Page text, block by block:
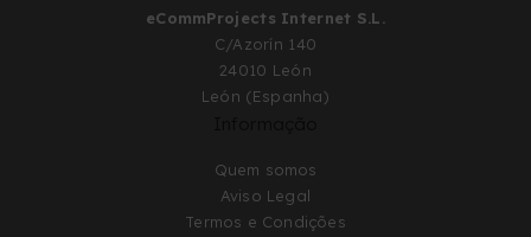
eCommProjects Internet S.L.
C/Azorín 140
24010 León
León (Espanha)
Quem somos
Aviso Legal
Termos e Condições